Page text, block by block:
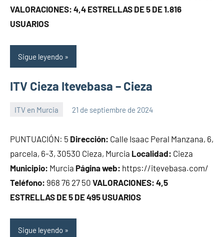
VALORACIONES: 4,4 ESTRELLAS DE 5 DE 1.816
USUARIOS
Sigue leyendo
ITV Cieza Itevebasa – Cieza
ITV en Murcia 21 de septiembre de 2024
PUNTUACIÓN: 5 Dirección: Calle Isaac Peral Manzana, 6,
parcela, 6-3, 30530 Cieza, Murcia Localidad: Cieza
Municipio: Murcia Página web: https://itevebasa.com/
Teléfono: 968 76 27 50 VALORACIONES: 4,5
ESTRELLAS DE 5 DE 495 USUARIOS
Sigue leyendo